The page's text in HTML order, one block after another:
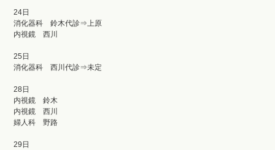
24日
消化器科 鈴木代診⇒上原
内視鏡 西川
25日
消化器科 西川代診⇒未定
28日
内視鏡 鈴木
内視鏡 西川
婦人科 野路
29日